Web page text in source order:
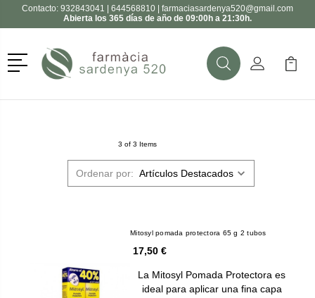
Contacto: 932843041 | 644568810 | farmaciasardenya520@gmail.com
Abierta los 365 días de año de 09:00h a 21:30h.
Menú
BuscarMi Cuenta
Mi
3 of 3 Items
Ordenar por:
Mitosyl pomada protectora 65 g 2 tubos
17,50 €
La Mitosyl Pomada Protectora es
ideal para aplicar una fina capa